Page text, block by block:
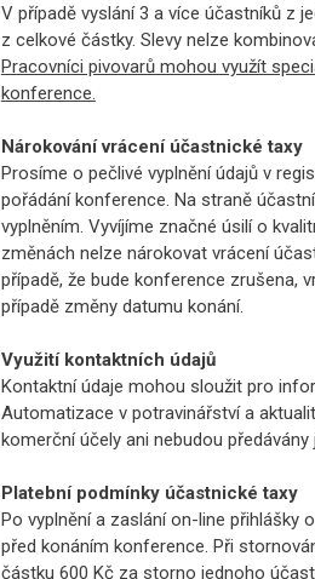
V případě vyslání 3 a více účastníků z
z celkové částky. Slevy nelze
Pracovníci pivovarů mohou využít
konference.
Nárokování vrácení účastnické taxy
Prosíme o pečlivé vyplnění údajů v
pořádání konference. Na straně
vyplněním. Vyvíjíme značné úsilí o
změnách nelze nárokovat vrácení
případě, že bude konference zrušena,
případě změny datumu konání.
Využití kontaktních údajů
Kontaktní údaje mohou sloužit pro
Automatizace v potravinářství a
komerční účely ani nebudou předávány
Platební podmínky účastnické taxy
Po vyplnění a zaslání on-line přihlášky
před konáním konference. Při
částku 600 Kč za storno jednoho